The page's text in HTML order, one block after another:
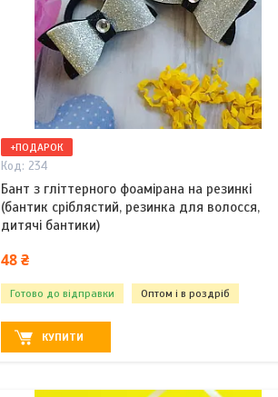
+ПОДАРОК
234
Бант з гліттерного фоамірана на резинкі
(бантик сріблястий, резинка для волосся,
дитячі бантики)
48 ₴
Готово до відправки Оптом і в роздріб
КУПИТИ